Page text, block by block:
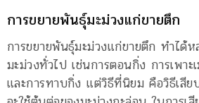
การขยายพันธุ์มะม่วงแก่ขายตึก
การขยายพันธุ์มะม่วงแก่ขายตึก ทำได้
มะม่วงทั่วไป เช่นการตอนกิ่ง การเพาะ
และการทาบกิ่ง แต่วิธีที่นิยม คือวิธีเสี